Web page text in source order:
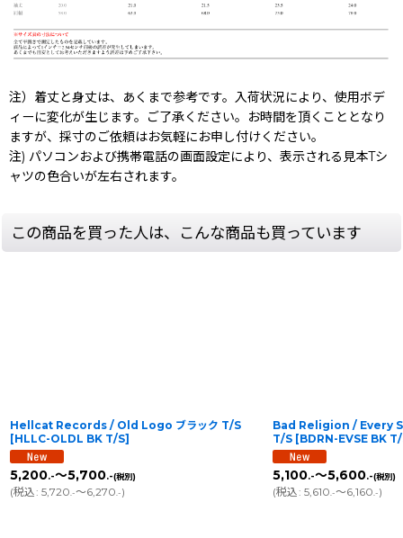
注）着丈と身丈は、あくまで参考です。入荷状況により、使用ボデ
ィーに変化が生じます。ご了承ください。お時間を頂くこととなり
ますが、採寸のご依頼はお気軽にお申し付けください。
注) パソコンおよび携帯電話の画面設定により、表示される見本Tシ
ャツの色合いが左右されます。
この商品を買った人は、こんな商品も買っています
Hellcat Records / Old Logo ブラック T/S
[HLLC-OLDL BK T/S]
5,200.-～5,700.-(税別)
(税込: 5,720 .-～6,270 .-)
Bad Religion / Every
T/S [BDRN-EVSE BK
5,100.-～5,600.-(税別)
(税込: 5,610 .-～6,160 .-)